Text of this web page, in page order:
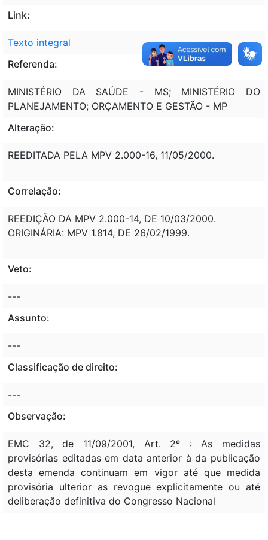
Link:
Texto integral
Referenda:
MINISTÉRIO DA SAÚDE - MS; MINISTÉRIO DO
PLANEJAMENTO; ORÇAMENTO E GESTÃO - MP
Alteração:
REEDITADA PELA MPV 2.000-16, 11/05/2000.
Correlação:
REEDIÇÃO DA MPV 2.000-14, DE 10/03/2000.
ORIGINÁRIA: MPV 1.814, DE 26/02/1999.
Veto:
---
Assunto:
---
Classificação de direito:
---
Observação:
EMC 32, de 11/09/2001, Art. 2º : As medidas
provisórias editadas em data anterior à da publicação
desta emenda continuam em vigor até que medida
provisória ulterior as revogue explicitamente ou até
deliberação definitiva do Congresso Nacional